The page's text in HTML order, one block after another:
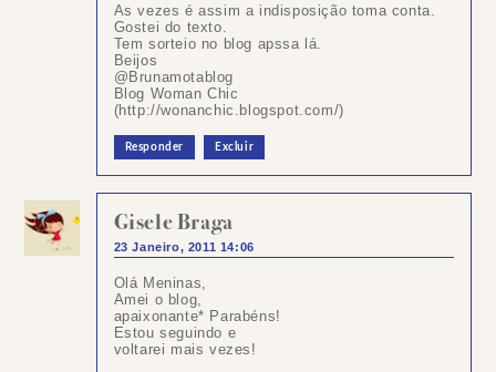
As vezes é assim a indisposição toma conta.
Gostei do texto.
Tem sorteio no blog apssa lá.
Beijos
@Brunamotablog
Blog Woman Chic
(http://wonanchic.blogspot.com/)
Responder Excluir
Gisele Braga
23 Janeiro, 2011 14:06
Olá Meninas,
Amei o blog,
apaixonante* Parabéns!
Estou seguindo e
voltarei mais vezes!